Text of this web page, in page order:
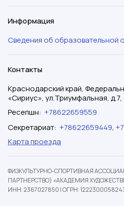
Информация
Сведения об образовательной
Контакты
Краснодарский край,
«Сириус», ул.Триумфальная, д.7,
Ресепшн: +78622659559
Секретариат: +78622659449,
Карта проезда
ФИЗКУЛЬТУРНО-СПОРТИВНАЯ
ПАРТНЕРСТВО) «АКАДЕМИЯ
ИНН: 2367027850 |ОГРН: